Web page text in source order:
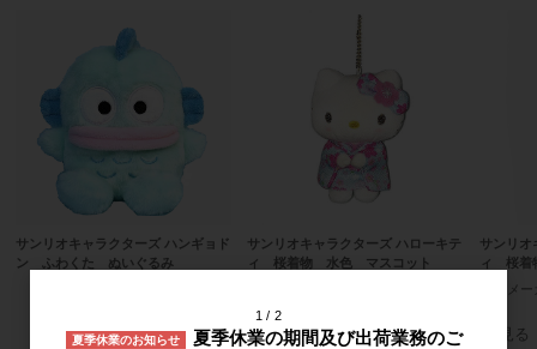
サンリオキャラクターズ ハンギョド
ン ふわくた ぬいぐるみ
サンリオキャラクターズ ハローキテ
ィ 桜着物 水色 マスコット
サンリオ
ィ 桜着
メ
すべてのおすすめ商品を見る
1 2
夏季休業のお知らせ
夏季休業の期間及び出荷業務のご